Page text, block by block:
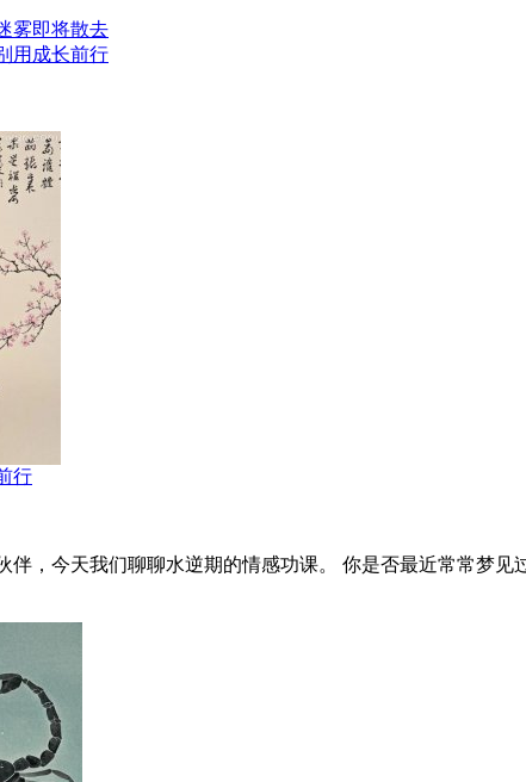
雾即将散去
用成长前行
行
伴，今天我们聊聊水逆期的情感功课。 你是否最近常常梦